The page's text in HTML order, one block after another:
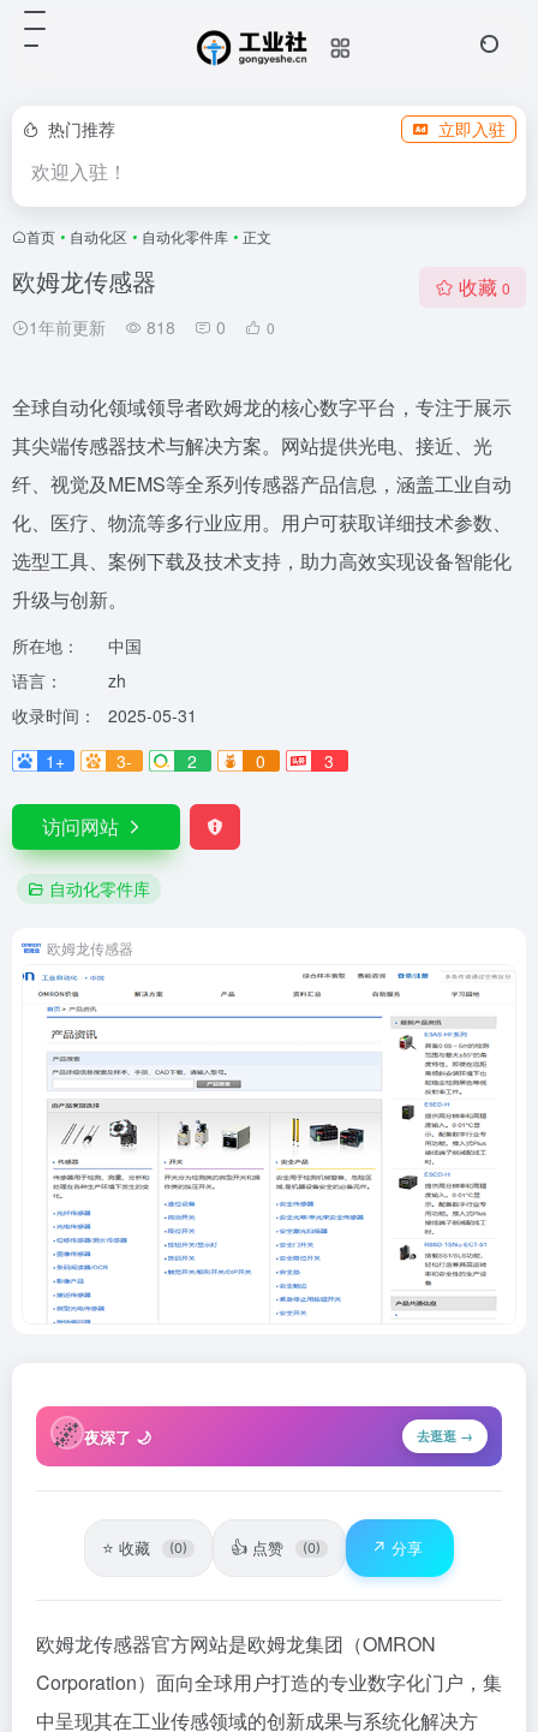
热门推荐 立即入驻
欢迎入驻！
首页 • 自动化区 • 自动化零件库 • 正文
欧姆龙传感器
1年前更新 818 0 0
收藏 0
全球自动化领域领导者欧姆龙的核心数字平台，专注于展示
其尖端传感器技术与解决方案。网站提供光电、接近、光
纤、视觉及MEMS等全系列传感器产品信息，涵盖工业自动
化、医疗、物流等多行业应用。用户可获取详细技术参数、
选型工具、案例下载及技术支持，助力高效实现设备智能化
升级与创新。
所在地：
中国
语言：
zh
收录时间：
2025-05-31
1+
3- 2 0 3
访问网站
自动化零件库
欧姆龙传感器
🌌夜深了 🌙 去逛逛 →
⭐ 收藏 (0) 👍 点赞 (0) ↗️ 分享
欧姆龙传感器官方网站是欧姆龙集团（OMRON
Corporation）面向全球用户打造的专业数字化门户，集
中呈现其在工业传感领域的创新成果与系统化解决方